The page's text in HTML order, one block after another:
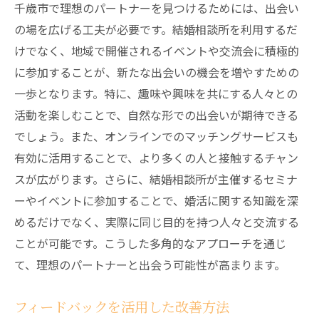
千歳市で理想のパートナーを見つけるためには、出会い
の場を広げる工夫が必要です。結婚相談所を利用するだ
けでなく、地域で開催されるイベントや交流会に積極的
に参加することが、新たな出会いの機会を増やすための
一歩となります。特に、趣味や興味を共にする人々との
活動を楽しむことで、自然な形での出会いが期待できる
でしょう。また、オンラインでのマッチングサービスも
有効に活用することで、より多くの人と接触するチャン
スが広がります。さらに、結婚相談所が主催するセミナ
ーやイベントに参加することで、婚活に関する知識を深
めるだけでなく、実際に同じ目的を持つ人々と交流する
ことが可能です。こうした多角的なアプローチを通じ
て、理想のパートナーと出会う可能性が高まります。
フィードバックを活用した改善方法